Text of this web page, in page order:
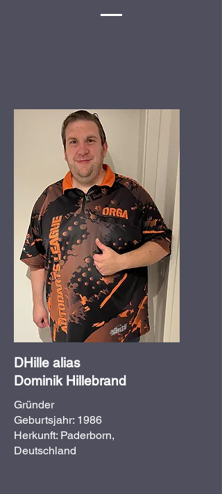
DHille alias
Dominik Hillebrand
Gründer
Geburtsjahr: 1986
Herkunft: Paderborn,
Deutschland